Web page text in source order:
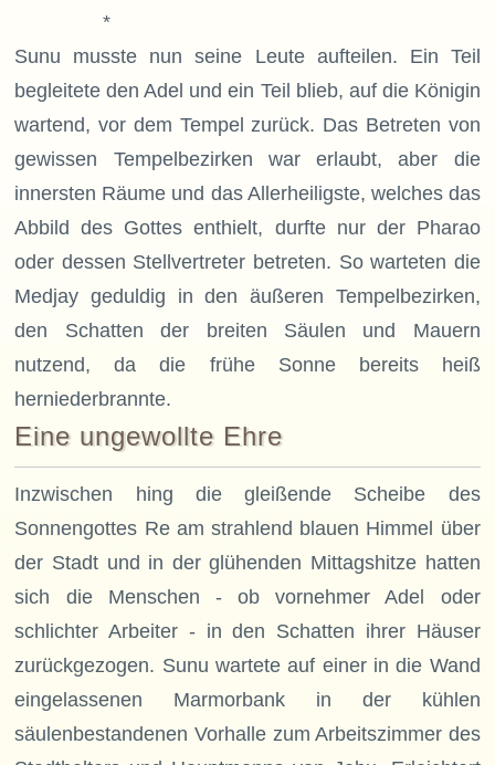
*
Sunu musste nun seine Leute aufteilen. Ein Teil
begleitete den Adel und ein Teil blieb, auf die Königin
wartend, vor dem Tempel zurück. Das Betreten von
gewissen Tempelbezirken war erlaubt, aber die
innersten Räume und das Allerheiligste, welches das
Abbild des Gottes enthielt, durfte nur der Pharao
oder dessen Stellvertreter betreten. So warteten die
Medjay geduldig in den äußeren Tempelbezirken,
den Schatten der breiten Säulen und Mauern
nutzend, da die frühe Sonne bereits heiß
herniederbrannte.
Eine ungewollte Ehre
Inzwischen hing die gleißende Scheibe des
Sonnengottes Re am strahlend blauen Himmel über
der Stadt und in der glühenden Mittagshitze hatten
sich die Menschen - ob vornehmer Adel oder
schlichter Arbeiter - in den Schatten ihrer Häuser
zurückgezogen. Sunu wartete auf einer in die Wand
eingelassenen Marmorbank in der kühlen
säulenbestandenen Vorhalle zum Arbeitszimmer des